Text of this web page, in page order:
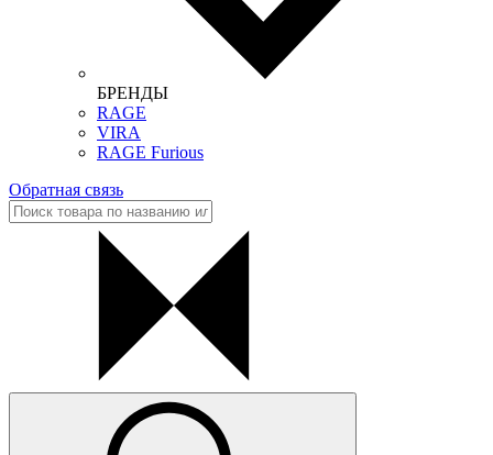
БРЕНДЫ
RAGE
VIRA
RAGE Furious
Обратная связь